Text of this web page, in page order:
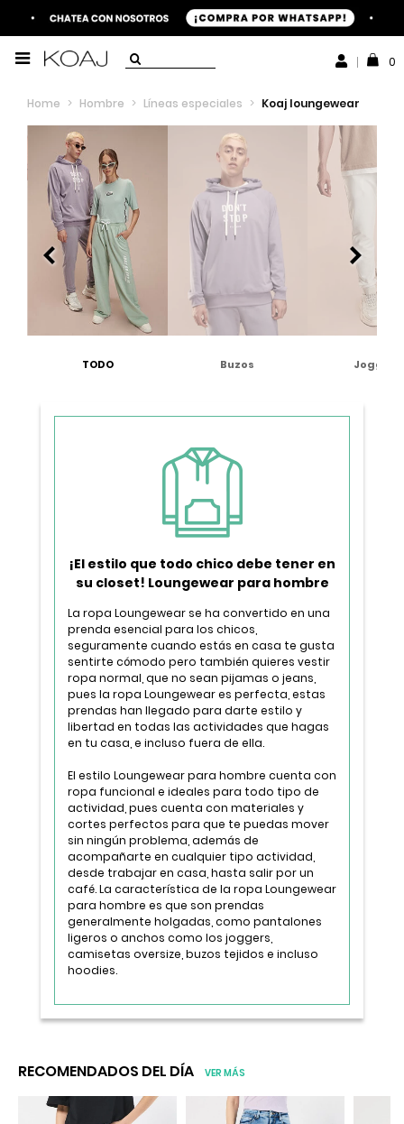
0
Home > Hombre > Líneas especiales > Koaj loungewear
TODO Buzos Joggers
¡El estilo que todo chico debe tener en
su closet! Loungewear para hombre
La ropa Loungewear se ha convertido en una
prenda esencial para los chicos,
seguramente cuando estás en casa te gusta
sentirte cómodo pero también quieres vestir
ropa normal, que no sean pijamas o jeans,
pues la ropa Loungewear es perfecta, estas
prendas han llegado para darte estilo y
libertad en todas las actividades que hagas
en tu casa, e incluso fuera de ella.
El estilo Loungewear para hombre cuenta con
ropa funcional e ideales para todo tipo de
actividad, pues cuenta con materiales y
cortes perfectos para que te puedas mover
sin ningún problema, además de
acompañarte en cualquier tipo actividad,
desde trabajar en casa, hasta salir por un
café. La característica de la ropa Loungewear
para hombre es que son prendas
generalmente holgadas, como pantalones
ligeros o anchos como los joggers,
camisetas oversize, buzos tejidos e incluso
hoodies.
RECOMENDADOS DEL DÍA VER MÁS